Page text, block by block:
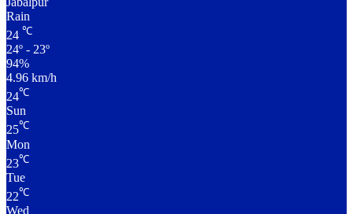
Rain
24 ℃
24º - 23º
94%
4.96 km/h
24℃
Sun
25℃
Mon
23℃
Tue
22℃
Wed